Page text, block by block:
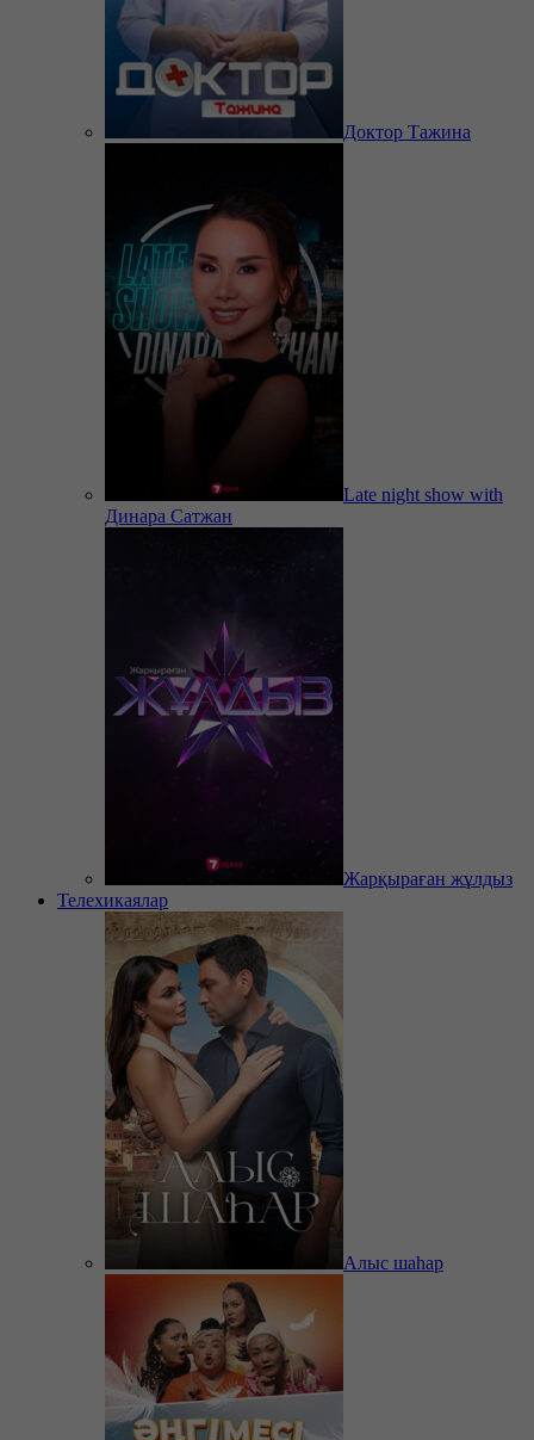
Доктор Тажина
Late night show with
Динара Сатжан
Жарқыраған жұлдыз
Телехикаялар
Алыс шаһар